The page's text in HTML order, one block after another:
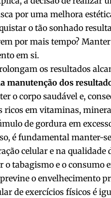
por uma melhora
o tão sonhado
por mais tempo?
em si.
os resultados
manutenção dos
o corpo saudável e,
em vitaminas,
de gordura em
é fundamental manter-
celular e na qualidade
tabagismo e o consumo
o envelhecimento
de exercícios físicos é